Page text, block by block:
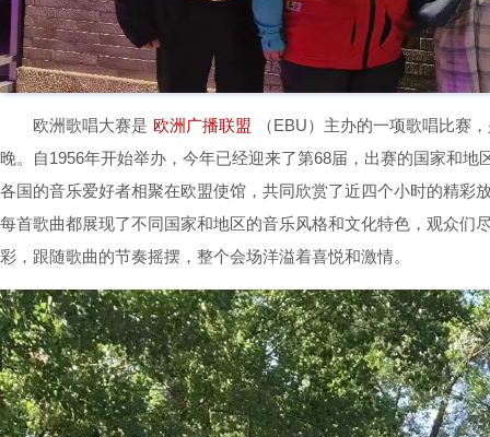
欧洲歌唱大赛是 欧洲广播联盟
（EBU）主办的一项歌唱比赛
晚。自1956年开始举办，今年已经迎来了第68届，出赛的国家和
各国的音乐爱好者相聚在欧盟使馆，共同欣赏了近四个小时的精彩
每首歌曲都展现了不同国家和地区的音乐风格和文化特色，观众们
彩，跟随歌曲的节奏摇摆，整个会场洋溢着喜悦和激情。